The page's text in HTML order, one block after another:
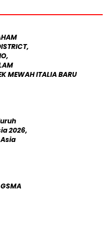
MEWAH ITALIA BARU
2026,